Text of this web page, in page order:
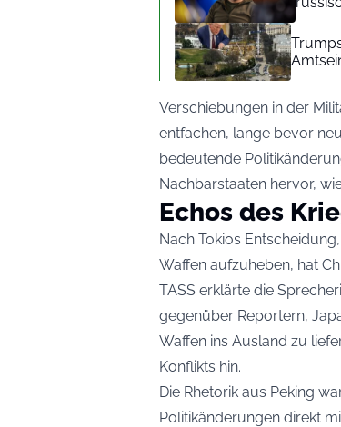
Verschiebungen in der
entfachen, lange bevor
bedeutende
Nachbarstaaten hervor,
Echos des
Nach Tokios
Waffen aufzuheben, hat
TASS erklärte die
gegenüber Reportern,
Waffen ins Ausland zu
Konflikts hin.
Die Rhetorik aus Peking
Politikänderungen direkt